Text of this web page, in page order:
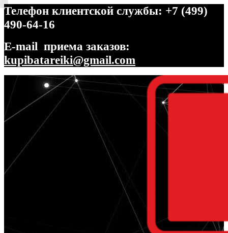
Телефон клиентской службы: +7 (499)
490-64-16
E-mail приема заказов:
kupibatareiki@gmail.com
Перейти
навигации
Перейти
содержимому